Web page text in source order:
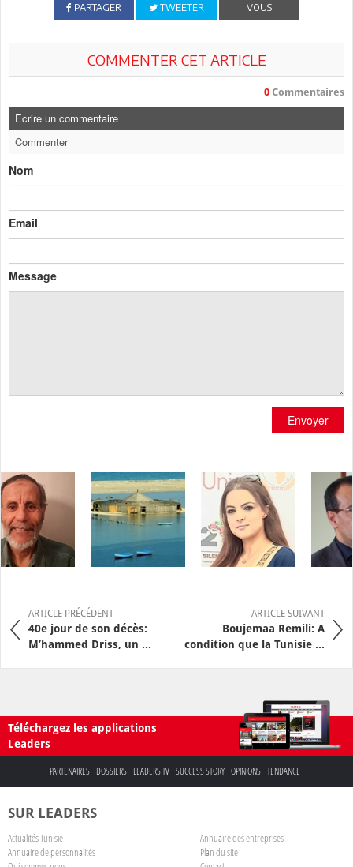
PARTAGER TWEETER
VOUS
COMMENTER CET ARTICLE
0 Commentaires
Ecrire un commentaire
Commenter
Nom
Email
Message
Envoyer
ARTICLE PRÉCÉDENT
40e jour de son décès:
M’hammed Driss, un ...
ARTICLE SUIVANT
Boujemaa Remili: A
condition que la Tunisie ...
Téléchargez les applications
Leaders
PARTENAIRES DOSSIERS LEADERS TV SUCCESS STORY OPINIONS TENDANCE
SUR LEADERS
Actualités Tunisie
Annuaire des entreprises
Annuaire de personnalités
Plan du site